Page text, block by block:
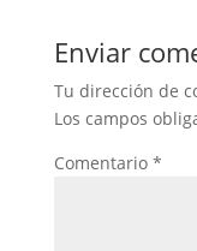
Enviar
Tu dirección de
Los campos
Comentario *